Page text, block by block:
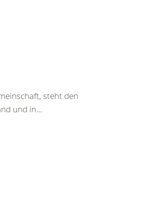
steht den
und in...